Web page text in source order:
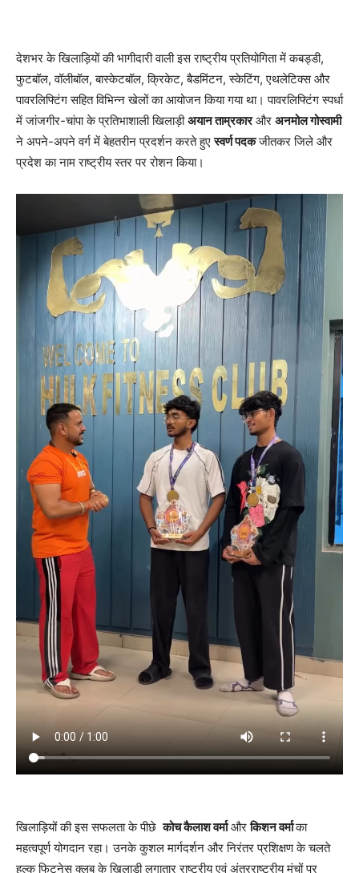
देशभर के खिलाड़ियों की भागीदारी वाली इस राष्ट्रीय प्रतियोगिता में कबड्डी,
फुटबॉल, वॉलीबॉल, बास्केटबॉल, क्रिकेट, बैडमिंटन, स्केटिंग, एथलेटिक्स और
पावरलिफ्टिंग सहित विभिन्न खेलों का आयोजन किया गया था। पावरलिफ्टिंग स्पर्धा
में जांजगीर-चांपा के प्रतिभाशाली खिलाड़ीअयान ताम्रकारऔर अनमोल गोस्वामी
ने अपने-अपने वर्ग में बेहतरीन प्रदर्शन करते हुएस्वर्ण पदकजीतकर जिले और
प्रदेश का नाम राष्ट्रीय स्तर पर रोशन किया।
खिलाड़ियों की इस सफलता के पीछेकोच कैलाश वर्माऔरकिशन वर्माका
महत्वपूर्ण योगदान रहा। उनके कुशल मार्गदर्शन और निरंतर प्रशिक्षण के चलते
हल्क फिटनेस क्लब के खिलाड़ी लगातार राष्ट्रीय एवं अंतरराष्ट्रीय मंचों पर